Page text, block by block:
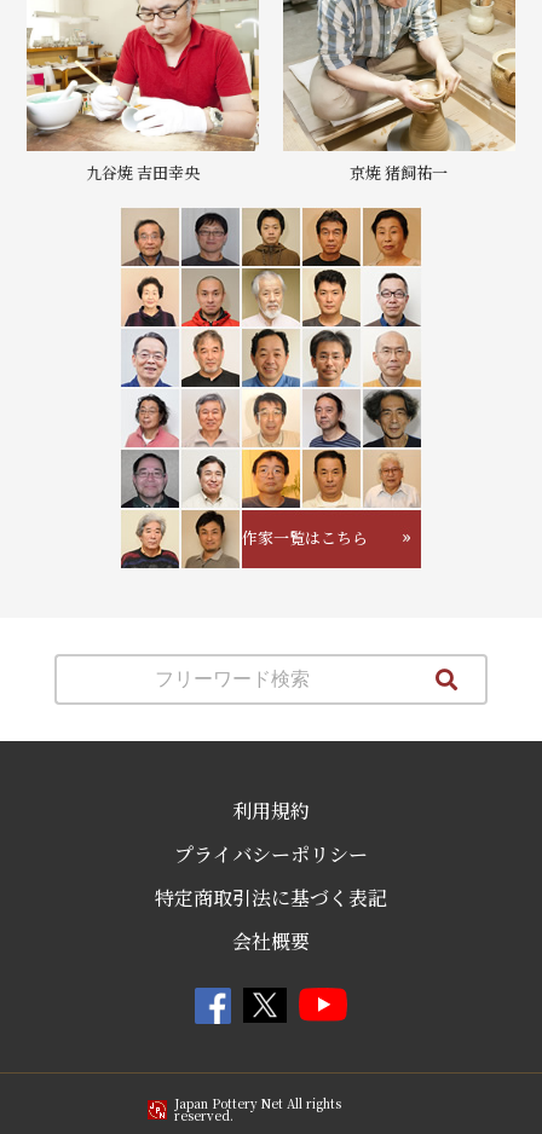
九谷焼 吉田幸央 京焼 猪飼祐一
作家一覧はこちら
利用規約
プライバシーポリシー
特定商取引法に基づく表記
会社概要
Japan Pottery Net All rights
reserved.